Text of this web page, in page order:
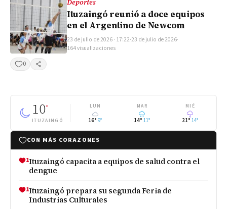
Deportes
Ituzaingó reunió a doce equipos
en el Argentino de Newcom
23 de julio de 2026 · 17:22·23 de julio de 2026·
164 visualizaciones
0
Compartir
10°
ITUZAINGÓ
LUN
16° 9°
MAR
14° 11°
MIÉ
21° 14°
CON MÁS CORAZONES
1Ituzaingó capacita a equipos de salud contra el
dengue
1Ituzaingó prepara su segunda Feria de
Industrias Culturales